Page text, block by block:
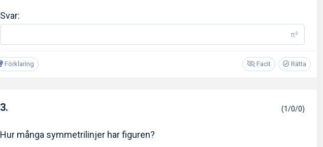
Svar:
π²
Förklaring Rätta
Facit
3. (1/0/0)
Hur många symmetrilinjer har figuren?